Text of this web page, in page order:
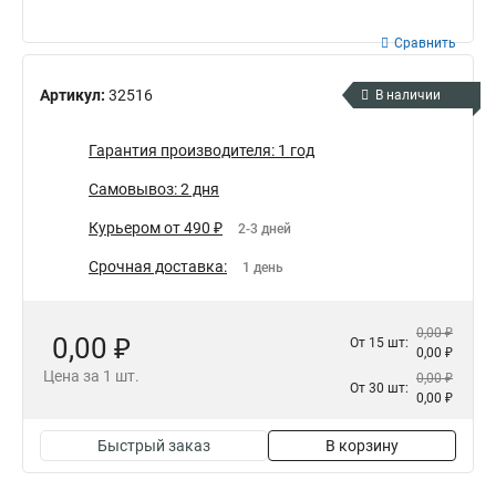
Артикул: 32516
Сравнить
В наличии
Гарантия производителя: 1 год
Самовывоз: 2 дня
Курьером от 490 ₽ 2-3 дней
Срочная доставка: 1 день
0,00 ₽
Цена за 1 шт.
От 15 шт:
0,00 ₽
0,00 ₽
От 30 шт:
0,00 ₽
0,00 ₽
Быстрый заказ В корзину